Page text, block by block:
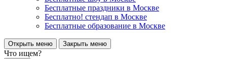
Бесплатные праздники в Москве
Бесплатно! стендап в Москве
Бесплатные образование в Москве
Открыть меню Закрыть меню
Что ищем?